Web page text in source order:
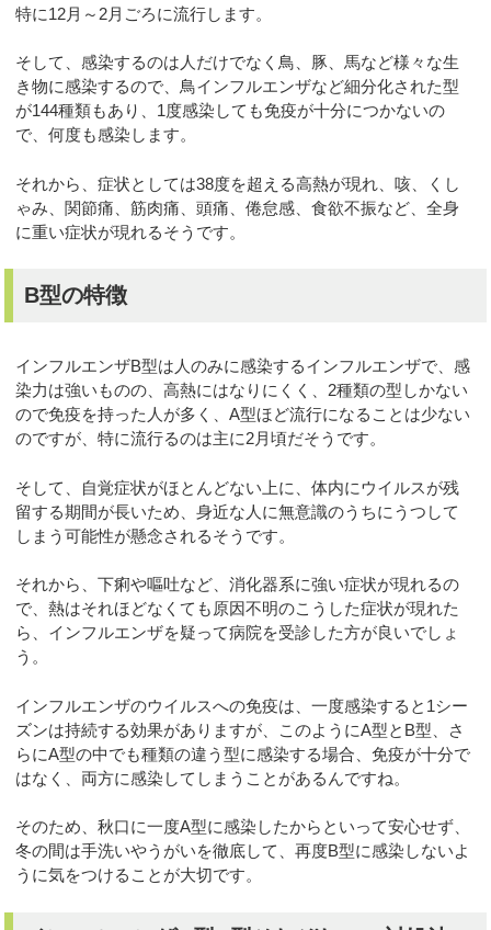
特に12月～2月ごろに流行します。
そして、感染するのは人だけでなく鳥、豚、馬など様々な生
き物に感染するので、鳥インフルエンザなど細分化された型
が144種類もあり、1度感染しても免疫が十分につかないの
で、何度も感染します。
それから、症状としては38度を超える高熱が現れ、咳、くし
ゃみ、関節痛、筋肉痛、頭痛、倦怠感、食欲不振など、全身
に重い症状が現れるそうです。
B型の特徴
インフルエンザB型は人のみに感染するインフルエンザで、感
染力は強いものの、高熱にはなりにくく、2種類の型しかない
ので免疫を持った人が多く、A型ほど流行になることは少ない
のですが、特に流行るのは主に2月頃だそうです。
そして、自覚症状がほとんどない上に、体内にウイルスが残
留する期間が長いため、身近な人に無意識のうちにうつして
しまう可能性が懸念されるそうです。
それから、下痢や嘔吐など、消化器系に強い症状が現れるの
で、熱はそれほどなくても原因不明のこうした症状が現れた
ら、インフルエンザを疑って病院を受診した方が良いでしょ
う。
インフルエンザのウイルスへの免疫は、一度感染すると1シー
ズンは持続する効果がありますが、このようにA型とB型、さ
らにA型の中でも種類の違う型に感染する場合、免疫が十分で
はなく、両方に感染してしまうことがあるんですね。
そのため、秋口に一度A型に感染したからといって安心せず、
冬の間は手洗いやうがいを徹底して、再度B型に感染しないよ
うに気をつけることが大切です。